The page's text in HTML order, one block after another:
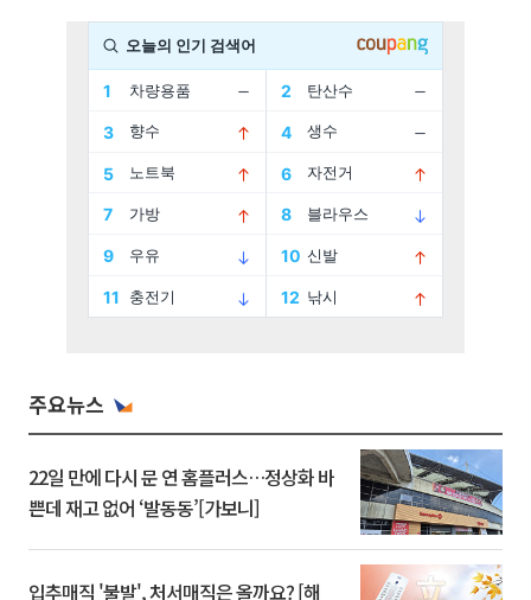
주요뉴스
22일 만에 다시 문 연 홈플러스…정상화 바
쁜데 재고 없어 ‘발동동’[가보니]
입추매직 '불발', 처서매직은 올까요? [해